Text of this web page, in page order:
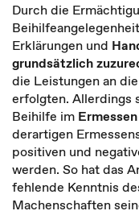
Durch die
Erklärungen und
grundsätzlich
die Leistungen an
erfolgten. Allerdings
Beihilfe im
derartigen
positiven und
werden. So hat das
fehlende Kenntnis
Machenschaften